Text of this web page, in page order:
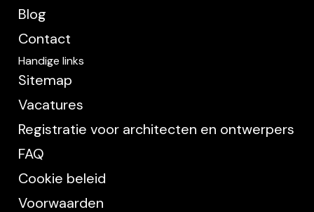
Blog
Contact
Handige links
Sitemap
Vacatures
Registratie voor architecten en ontwerpers
FAQ
Cookie beleid
Voorwaarden